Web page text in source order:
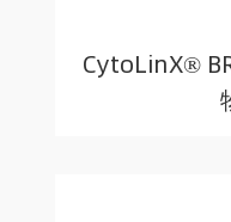
CytoLinX®